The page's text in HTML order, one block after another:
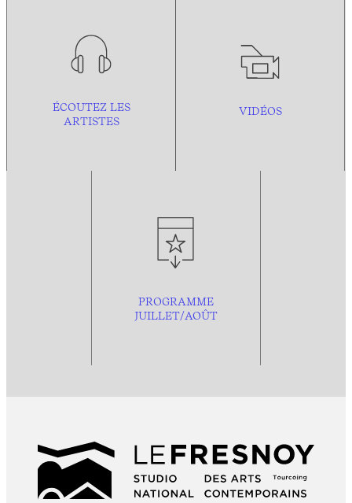
ÉCOUTEZ LES
ARTISTES
VIDÉOS
PROGRAMME
JUILLET/AOÛT